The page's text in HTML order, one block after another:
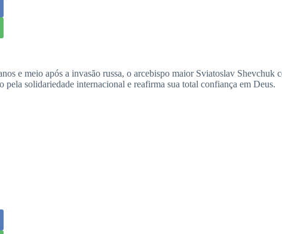
e meio após a invasão russa, o arcebispo maior Sviatoslav Shevchuk
solidariedade internacional e reafirma sua total confiança em Deus.